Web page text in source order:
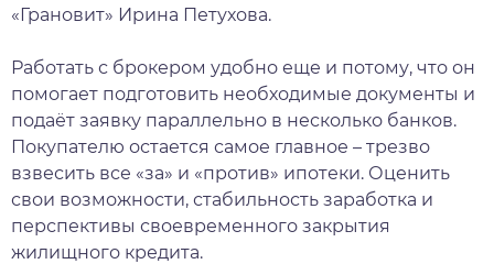
«Грановит» Ирина Петухова.
Работать с брокером удобно еще и потому, что он
помогает подготовить необходимые документы и
подаёт заявку параллельно в несколько банков.
Покупателю остается самое главное – трезво
взвесить все «за» и «против» ипотеки. Оценить
свои возможности, стабильность заработка и
перспективы своевременного закрытия
жилищного кредита.